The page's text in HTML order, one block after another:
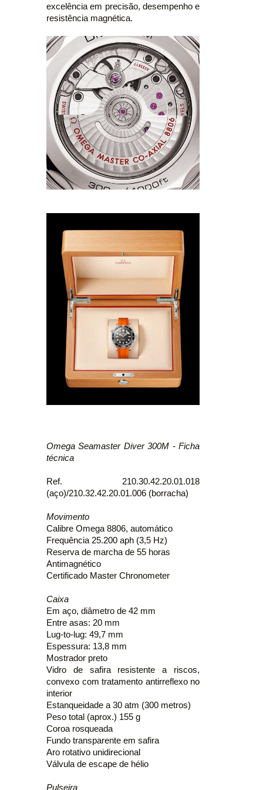
excelência em precisão, desempenho e
resistência magnética.
Omega Seamaster Diver 300M - Ficha
técnica
Ref. 210.30.42.20.01.018
(aço)/210.32.42.20.01.006 (borracha)
Movimento
Calibre Omega 8806, automático
Frequência 25.200 aph (3,5 Hz)
Reserva de marcha de 55 horas
Antimagnético
Certificado Master Chronometer
Caixa
Em aço, diâmetro de 42 mm
Entre asas: 20 mm
Lug-to-lug: 49,7 mm
Espessura: 13,8 mm
Mostrador preto
Vidro de safira resistente a riscos,
convexo com tratamento antirreflexo no
interior
Estanqueidade a 30 atm (300 metros)
Peso total (aprox.) 155 g
Coroa rosqueada
Fundo transparente em safira
Aro rotativo unidirecional
Válvula de escape de hélio
Pulseira